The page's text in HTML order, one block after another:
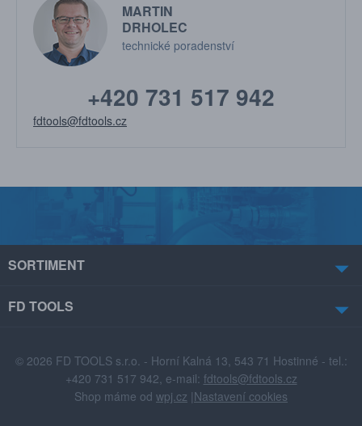
MARTIN
DRHOLEC
technické poradenství
+420 731 517 942
fdtools@fdtools.cz
SORTIMENT
FD TOOLS
© 2026 FD TOOLS s.r.o. - Horní Kalná 13, 543 71 Hostinné - tel.:
+420 731 517 942, e-mail: fdtools@fdtools.cz
Shop máme od wpj.cz |Nastavení cookies